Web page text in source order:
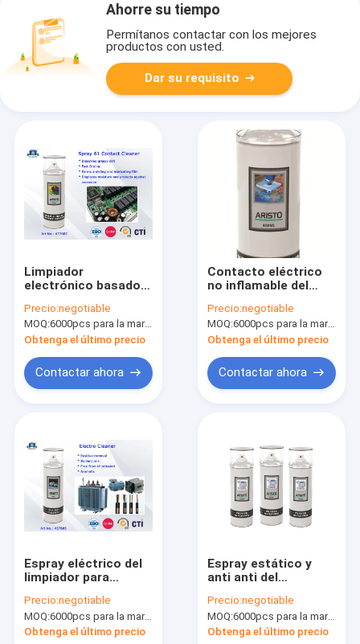
Ahorre su tiempo
Permítanos contactar con los mejores
productos con usted.
Dar su requisito
Limpiador
electrónico basado
contacto del espray
61 eléctricos del
limpiador del aceite
mineral
Precio:negotiable
MOQ:6000pcs para la marca de Aristo, 15000pcs para la marca del cliente
Obtenga el último precio
Contactar ahora
Contacto eléctrico
no inflamable del
para la suciedad de
limpieza
Precio:negotiable
MOQ:6000pcs para la marca de Aristo, 15000pcs para la marca del cliente
Obtenga el último precio
Contactar ahora
Espray eléctrico del
limpiador para
limpieza 65 de la
superficie del
electro/de metal el
Precio:negotiable
MOQ:6000pcs para la marca de Aristo, 15000pcs para la marca del cliente
Obtenga el último precio
Espray estático y
anti anti del
impresora de las
bacterias para quitar
la suciedad en piezas
Precio:negotiable
MOQ:6000pcs para la marca de Aristo, 15000pcs para la marca del cliente
Obtenga el último precio